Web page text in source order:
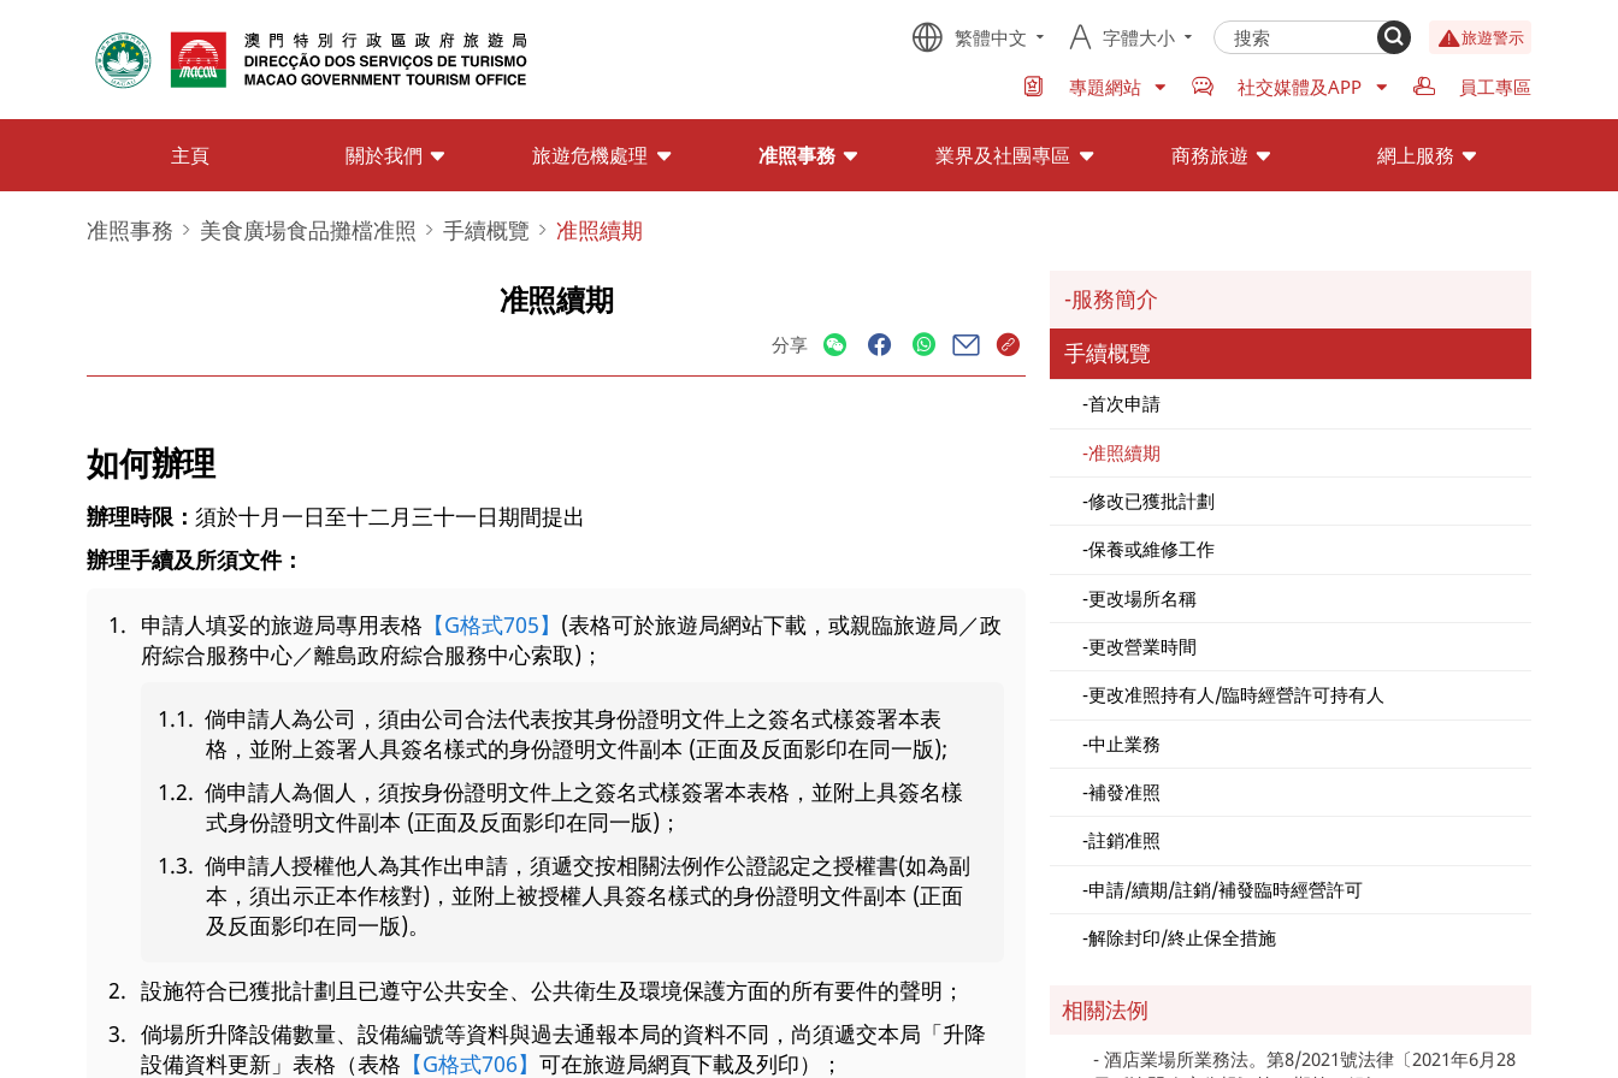
繁體中文 字體大小 旅遊警示
專題網站 社交媒體及APP 員工專區
主頁 關於我們 旅遊危機處理 准照事務 業界及社團專區 商務旅遊 網上服務
准照事務 美食廣場食品攤檔准照 手續概覽 准照續期
准照續期
分享
如何辦理
辦理時限： 須於十月一日至十二月三十一日期間提出
辦理手續及所須文件：
申請人填妥的旅遊局專用表格 【G格式705】 (表格可於旅遊局網站下載，或親臨旅遊局／政
府綜合服務中心／離島政府綜合服務中心索取)；
倘申請人為公司，須由公司合法代表按其身份證明文件上之簽名式樣簽署本表
格，並附上簽署人具簽名樣式的身份證明文件副本 (正面及反面影印在同一版);
倘申請人為個人，須按身份證明文件上之簽名式樣簽署本表格，並附上具簽名樣
式身份證明文件副本 (正面及反面影印在同一版)；
倘申請人授權他人為其作出申請，須遞交按相關法例作公證認定之授權書(如為副
本，須出示正本作核對)，並附上被授權人具簽名樣式的身份證明文件副本 (正面
及反面影印在同一版)。
設施符合已獲批計劃且已遵守公共安全、公共衛生及環境保護方面的所有要件的聲明；
倘場所升降設備數量、設備編號等資料與過去通報本局的資料不同，尚須遞交本局「升降
設備資料更新」表格（表格 【G格式706】 可在旅遊局網頁下載及列印）；
服務簡介
手續概覽
首次申請
准照續期
修改已獲批計劃
保養或維修工作
更改場所名稱
更改營業時間
更改准照持有人/臨時經營許可持有人
中止業務
補發准照
註銷准照
申請/續期/註銷/補發臨時經營許可
解除封印/終止保全措施
相關法例
酒店業場所業務法。第8/2021號法律〔2021年6月28